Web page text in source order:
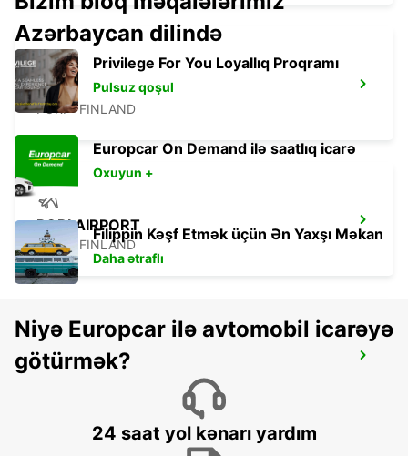
PORI
PORI - FINLAND
PORI AIRPORT
PORI - FINLAND
LAHTI RAILWAYSTATION
Azərbaycan dilində
Privilege For You Loyallıq Proqramı
Pulsuz qoşul
Europcar On Demand ilə saatlıq icarə
Oxuyun +
Filippin Kəşf Etmək üçün Ən Yaxşı Məkan
Daha ətraflı
Niyə Europcar ilə avtomobil icarəyə
götürmək?
24 saat yol kənarı yardım